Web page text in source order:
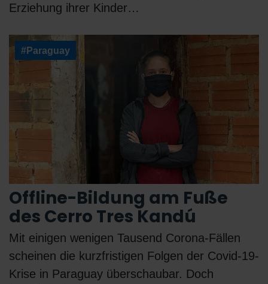
Erziehung ihrer Kinder…
#Paraguay
Offline-Bildung am Fuße
des Cerro Tres Kandú
Mit einigen wenigen Tausend Corona-Fällen
scheinen die kurzfristigen Folgen der Covid-19-
Krise in Paraguay überschaubar. Doch